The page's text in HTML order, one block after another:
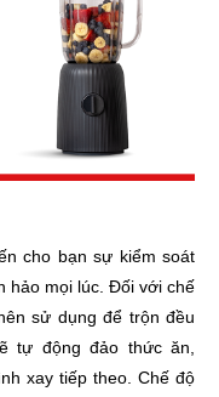
cho bạn sự kiểm soát
hảo mọi lúc. Đối với chế
sử dụng để trộn đều
tự động đảo thức ăn,
xay tiếp theo. Chế độ